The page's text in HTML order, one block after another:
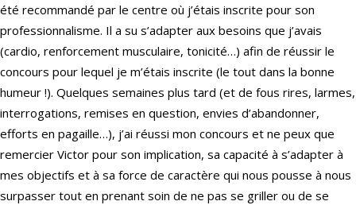
été recommandé par le centre où j’étais inscrite pour son
professionnalisme. Il a su s’adapter aux besoins que j’avais
(cardio, renforcement musculaire, tonicité…) afin de réussir le
concours pour lequel je m’étais inscrite (le tout dans la bonne
humeur !). Quelques semaines plus tard (et de fous rires, larmes,
interrogations, remises en question, envies d’abandonner,
efforts en pagaille…), j’ai réussi mon concours et ne peux que
remercier Victor pour son implication, sa capacité à s’adapter à
mes objectifs et à sa force de caractère qui nous pousse à nous
surpasser tout en prenant soin de ne pas se griller ou de se